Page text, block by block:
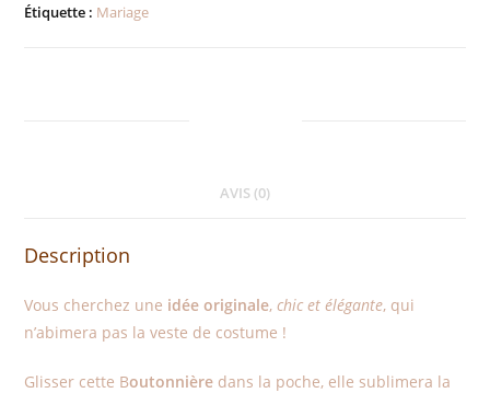
Étiquette : Mariage
AVIS (0)
Description
Vous cherchez une idée originale,chic et élégante, qui
n’abimera pas la veste de costume !
Glisser cette Boutonnière dans la poche, elle sublimera la